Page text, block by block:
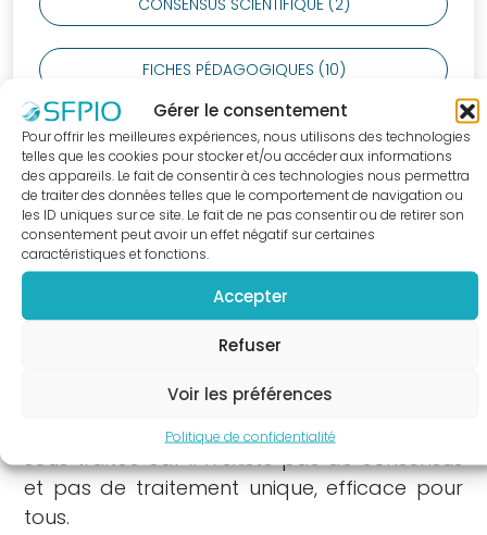
Gérer le consentement
Pour offrir les meilleures expériences, nous utilisons des technologies
telles que les cookies pour stocker et/ou accéder aux informations
des appareils. Le fait de consentir à ces technologies nous permettra
de traiter des données telles que le comportement de navigation ou
les ID uniques sur ce site. Le fait de ne pas consentir ou de retirer son
consentement peut avoir un effet négatif sur certaines
caractéristiques et fonctions.
Accepter
Refuser
Voir les préférences
Politique de confidentialité
CONSENSUS SCIENTIFIQUE (2)
FICHES PÉDAGOGIQUES (10)
POSITION PAPERS (7)
KEYBOARD_DOUBLE_ARROW_LEFTRETOUR À LA LISTE DES FOCUS
L’hypersensibilité dentinaire (HD) ou
hyperesthésie dentinaire est fréquemment
sous traitée car il n’existe pas de consensus
et pas de traitement unique, efficace pour
tous.
supports
praticiens
Nouvelle
Classification
des
Maladies
Parodontales
Fiches
infos
« J’ai
dents,
que
faire